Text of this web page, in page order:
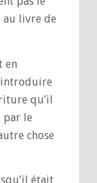
au livre de
en
qu’il
par le
chose
était